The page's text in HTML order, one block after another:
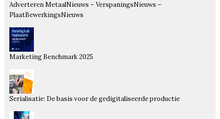
Adverteren MetaalNieuws – VerspaningsNieuws –
PlaatBewerkingsNieuws
Marketing Benchmark 2025
Serialisatie: De basis voor de gedigitaliseerde productie